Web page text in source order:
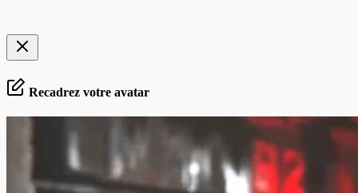
Recadrez votre avatar